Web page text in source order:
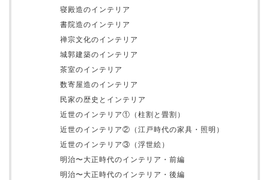
寝殿造のインテリア
書院造のインテリア
禅宗文化のインテリア
城郭建築のインテリア
茶室のインテリア
数寄屋造のインテリア
民家の歴史とインテリア
近世のインテリア①（柱割と畳割）
近世のインテリア②（江戸時代の家具・照明）
近世のインテリア③（浮世絵）
明治〜大正時代のインテリア・前編
明治〜大正時代のインテリア・後編